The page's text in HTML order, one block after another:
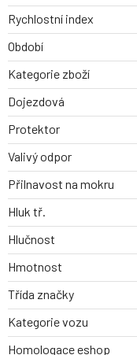
Rychlostní index
Období
Kategorie zboží
Dojezdová
Protektor
Valivý odpor
Přilnavost na mokru
Hluk tř.
Hlučnost
Hmotnost
Třída značky
Kategorie vozu
Homologace eshop